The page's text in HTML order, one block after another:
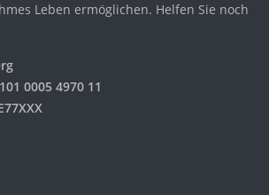
Leben ermöglichen. Helfen Sie noch
0005 4970 11